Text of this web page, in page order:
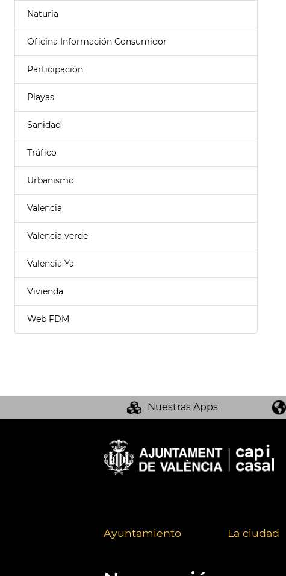
Naturia
Oficina Información Consumidor
Participación
Playas
Sanidad
Tráfico
Urbanismo
Valencia
Valencia verde
Valencia Ya
Vivienda
Web FDM
Nuestras Apps
Ayuntamiento La ciudad